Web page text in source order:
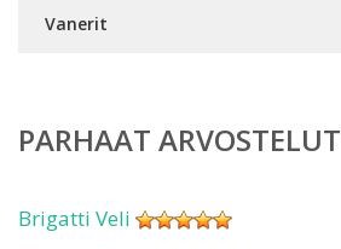
Vanerit
PARHAAT ARVOSTELUT
Brigatti Veli